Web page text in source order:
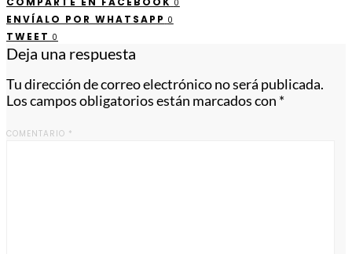
0
ENVÍALO POR WHATSAPP 0
TWEET 0
Deja una respuesta
Tu dirección de correo electrónico no será publicada.
Los campos obligatorios están marcados con *
COMENTARIO *